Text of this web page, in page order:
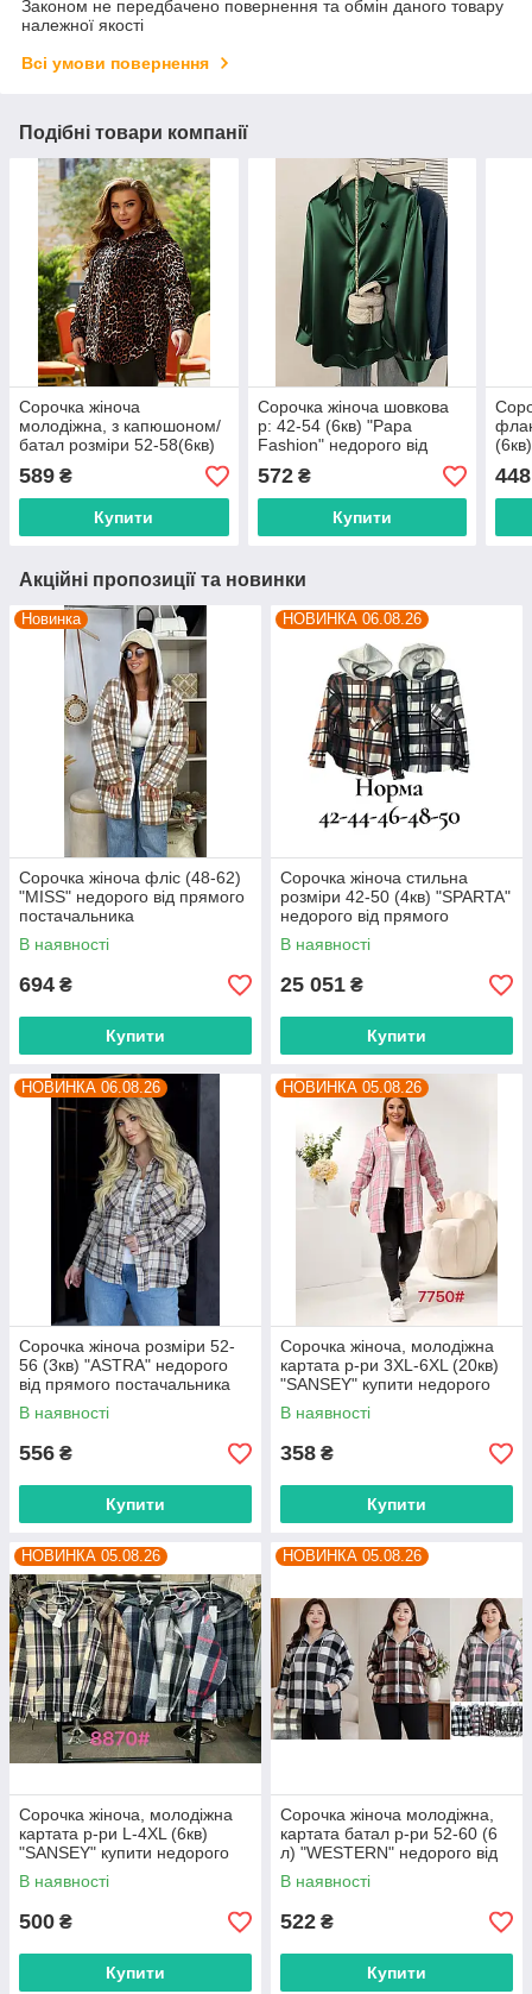
Законом не передбачено повернення та обмін даного товару
належної якості
Всі умови повернення
Подібні товари компанії
Сорочка жіноча
молодіжна, з капюшоном/
батал розміри 52-58(6кв)
"SVITANOK" недорого від
прямого постачальника
589 ₴
Купити
Сорочка жіноча шовкова
р: 42-54 (6кв) "Papa
Fashion" недорого від
прямого постачальника
idm932068
572₴
Купити
448
Акційні пропозиції та новинки
Новинка
Сорочка жіноча фліс (48-62)
"MISS" недорого від прямого
постачальника
В наявності
694 ₴
Купити
НОВИНКА 06.08.26
Сорочка жіноча стильна
розміри 42-50 (4кв) "SPARTA"
недорого від прямого
постачальника
В наявності
25 051 ₴
Купити
НОВИНКА 06.08.26
Сорочка жіноча розміри 52-
56 (3кв) "ASTRA" недорого
від прямого постачальника
В наявності
556 ₴
Купити
НОВИНКА 05.08.26
Сорочка жіноча, молодіжна
картата р-ри 3XL-6XL (20кв)
"SANSEY" купити недорого
від прямого постачальника
В наявності
358 ₴
Купити
НОВИНКА 05.08.26
Сорочка жіноча, молодіжна
картата р-ри L-4XL (6кв)
"SANSEY" купити недорого
від прямого постачальника
В наявності
500 ₴
Купити
НОВИНКА 05.08.26
Сорочка жіноча молодіжна,
картата батал р-ри 52-60 (6
л) "WESTERN" недорого від
прямого постачальника
В наявності
522 ₴
Купити